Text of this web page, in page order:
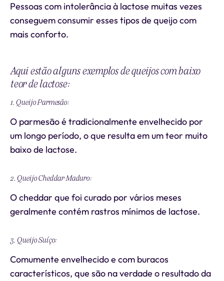
Pessoas com intolerância à lactose muitas vezes
conseguem consumir esses tipos de queijo com
mais conforto.
Aqui estão alguns exemplos de queijos com baixo
teor de lactose:
1. Queijo Parmesão:
O parmesão é tradicionalmente envelhecido por
um longo período, o que resulta em um teor muito
baixo de lactose.
2. Queijo Cheddar Maduro:
O cheddar que foi curado por vários meses
geralmente contém rastros mínimos de lactose.
3. Queijo Suíço:
Comumente envelhecido e com buracos
característicos, que são na verdade o resultado da